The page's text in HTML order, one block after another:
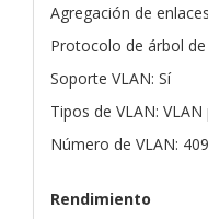
Agregación de
Protocolo de árbol de
Soporte VLAN: Sí
Tipos de VLAN:
Número de VLAN:
Rendimiento